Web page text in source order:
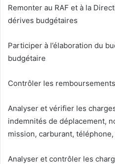
Remonter au RAF et à la
dérives budgétaires
Participer à l’élaboration du
budgétaire
Contrôler les
Analyser et vérifier les
indemnités de déplacement,
mission, carburant, téléphone,
Analyser et contrôler les